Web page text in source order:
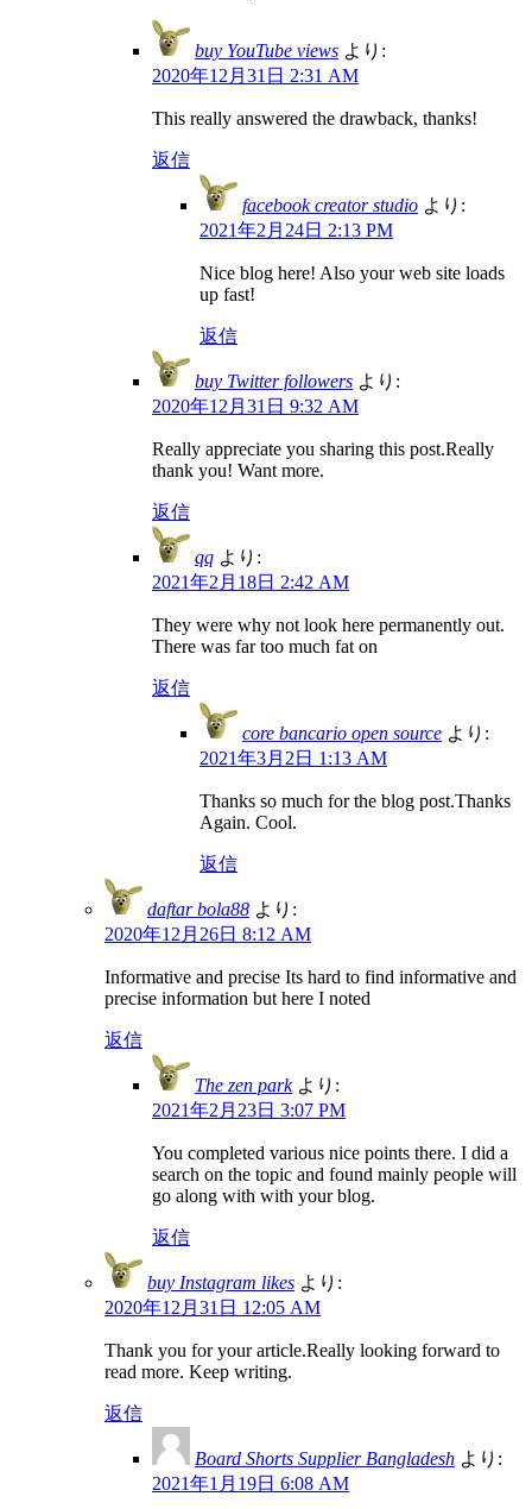
buy YouTube views より:
2020年12月31日 2:31 AM
This really answered the drawback, thanks!
返信
facebook creator studio より:
2021年2月24日 2:13 PM
Nice blog here! Also your web site loads
up fast!
返信
buy Twitter followers より:
2020年12月31日 9:32 AM
Really appreciate you sharing this post.Really
thank you! Want more.
返信
qq より:
2021年2月18日 2:42 AM
They were why not look here permanently out.
There was far too much fat on
返信
core bancario open source より:
2021年3月2日 1:13 AM
Thanks so much for the blog post.Thanks
Again. Cool.
返信
daftar bola88 より:
2020年12月26日 8:12 AM
Informative and precise Its hard to find informative and
precise information but here I noted
返信
The zen park より:
2021年2月23日 3:07 PM
You completed various nice points there. I did a
search on the topic and found mainly people will
go along with with your blog.
返信
buy Instagram likes より:
2020年12月31日 12:05 AM
Thank you for your article.Really looking forward to
read more. Keep writing.
返信
Board Shorts Supplier Bangladesh より:
2021年1月19日 6:08 AM